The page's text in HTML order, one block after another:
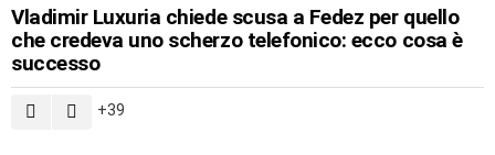
Vladimir Luxuria chiede scusa a Fedez per quello
che credeva uno scherzo telefonico: ecco cosa è
successo
39